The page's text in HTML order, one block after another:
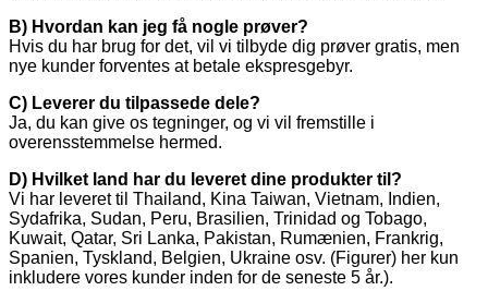
B) Hvordan kan jeg få nogle prøver?
Hvis du har brug for det, vil vi tilbyde dig prøver gratis, men
nye kunder forventes at betale ekspresgebyr.
C) Leverer du tilpassede dele?
Ja, du kan give os tegninger, og vi vil fremstille i
overensstemmelse hermed.
D) Hvilket land har du leveret dine produkter til?
Vi har leveret til Thailand, Kina Taiwan, Vietnam, Indien,
Sydafrika, Sudan, Peru, Brasilien, Trinidad og Tobago,
Kuwait, Qatar, Sri Lanka, Pakistan, Rumænien, Frankrig,
Spanien, Tyskland, Belgien, Ukraine osv. (Figurer) her kun
inkludere vores kunder inden for de seneste 5 år.).